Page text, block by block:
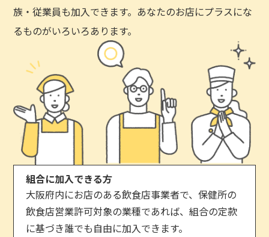
族・従業員も加入できます。あなたのお店にプラスにな
るものがいろいろあります。
組合に加入できる方
大阪府内にお店のある飲食店事業者で、保健所の
飲食店営業許可対象の業種であれば、組合の定款
に基づき誰でも自由に加入できます。